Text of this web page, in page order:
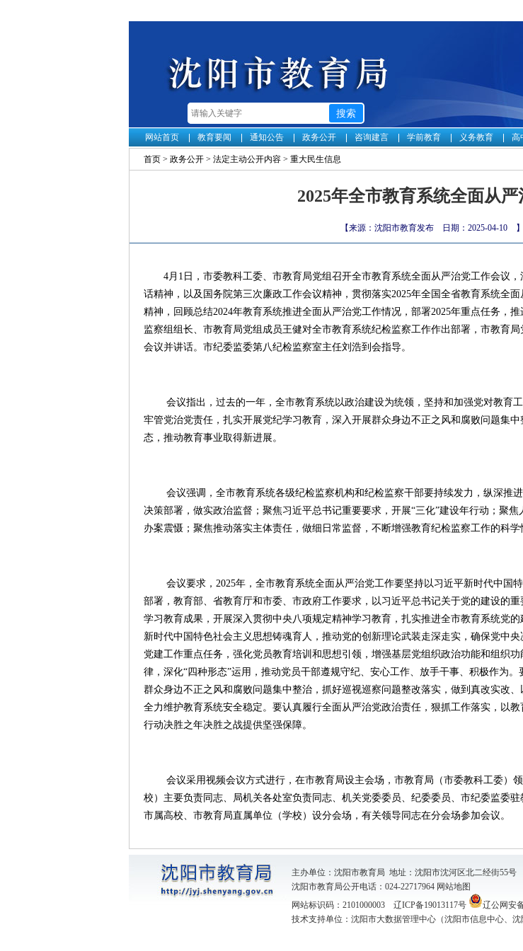
网站首页 教育要闻 通知公告 政务公开 咨询建言 学前教育 义务教育 高
首页 > 政务公开 > 法定主动公开内容 > 重大民生信息
2025年全市教育系统全面从
【来源：沈阳市教育发布 日期：2025-04-10
4月1日，市委教科工委、市教育局党组召开全市教育系统全面从严治党工作会议
话精神，以及国务院第三次廉政工作会议精神，贯彻落实2025年全国全省教育系统全
精神，回顾总结2024年教育系统推进全面从严治党工作情况，部署2025年重点任务，
监察组组长、市教育局党组成员王健对全市教育系统纪检监察工作作出部署，市教育
会议并讲话。市纪委监委第八纪检监察室主任刘浩到会指导。
会议指出，过去的一年，全市教育系统以政治建设为统领，坚持和加强党对教育
牢管党治党责任，扎实开展党纪学习教育，深入开展群众身边不正之风和腐败问题集
态，推动教育事业取得新进展。
会议强调，全市教育系统各级纪检监察机构和纪检监察干部要持续发力，纵深推
决策部署，做实政治监督；聚焦习近平总书记重要要求，开展“三化”建设年行动；聚
办案震慑；聚焦推动落实主体责任，做细日常监督，不断增强教育纪检监察工作的科
会议要求，2025年，全市教育系统全面从严治党工作要坚持以习近平新时代中国
部署，教育部、省教育厅和市委、市政府工作要求，以习近平总书记关于党的建设的
学习教育成果，开展深入贯彻中央八项规定精神学习教育，扎实推进全市教育系统党
新时代中国特色社会主义思想铸魂育人，推动党的创新理论武装走深走实，确保党中
党建工作重点任务，强化党员教育培训和思想引领，增强基层党组织政治功能和组织
律，深化“四种形态”运用，推动党员干部遵规守纪、安心工作、放手干事、积极作为
群众身边不正之风和腐败问题集中整治，抓好巡视巡察问题整改落实，做到真改实改
全力维护教育系统安全稳定。要认真履行全面从严治党政治责任，狠抓工作落实，以
行动决胜之年决胜之战提供坚强保障。
会议采用视频会议方式进行，在市教育局设主会场，市教育局（市委教科工委）
校）主要负责同志、局机关各处室负责同志、机关党委委员、纪委委员、市纪委监委
市属高校、市教育局直属单位（学校）设分会场，有关领导同志在分会场参加会议。
主办单位：沈阳市教育局 地址：沈阳市沈河区北二经街55号
沈阳市教育局公开电话：024-22717964 网站地图
网站标识码：2101000003 辽ICP备19013117号
辽公网安
技术支持单位：沈阳市大数据管理中心（沈阳市信息中心、沈